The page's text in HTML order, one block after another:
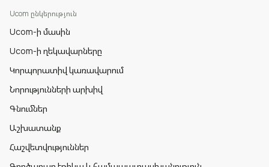
Ucom ընկերություն
Ucom-ի մասին
Ucom-ի ղեկավարները
Կորպորատիվ կառավարում
Նորությունների արխիվ
Գնումներ
Աշխատանք
Հաշվետվություններ